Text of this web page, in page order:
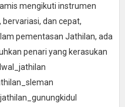
mengikuti instrumen
dan cepat,
pementasan Jathilan, ada
penari yang kerasukan